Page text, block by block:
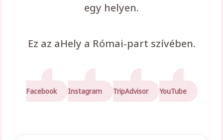
egy helyen.
Ez az aHely a Római-part szívében.
Facebook Instagram TripAdvisor YouTube